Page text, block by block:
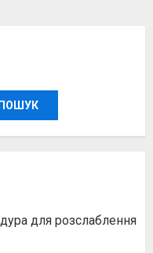
для розслаблення